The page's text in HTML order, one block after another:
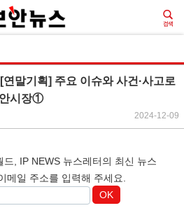
말기획] 주요 이슈와 사건·사고로
시장①
2024-12-09
, IP NEWS 뉴스레터의 최신 뉴스
메일 주소를 입력해 주세요.
OK